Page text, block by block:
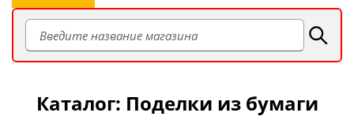
Каталог: Поделки из бумаги